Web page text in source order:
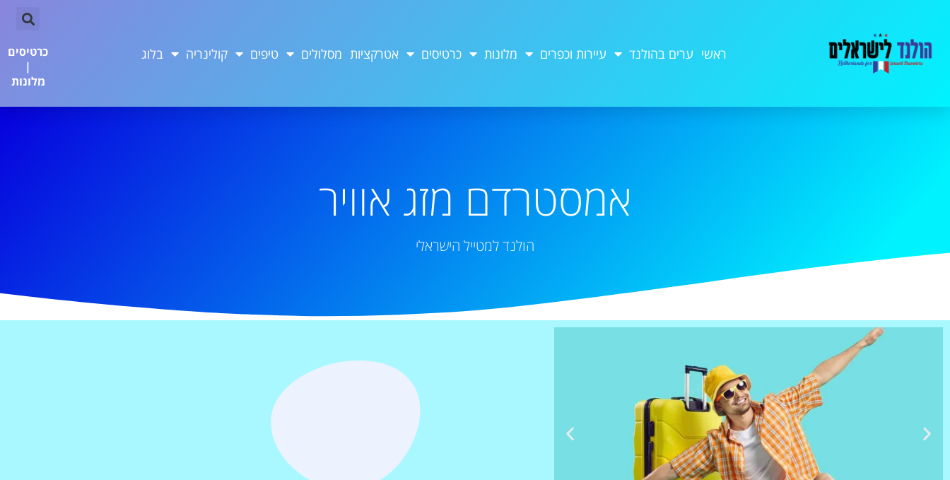
ראשי ערים בהולנד עיירות וכפרים מלונות כרטיסים אטרקציות מסלולים טיפים קולינריה בלוג
כרטיסים
|
מלונות
אמסטרדם מזג אוויר
הולנד למטייל הישראלי